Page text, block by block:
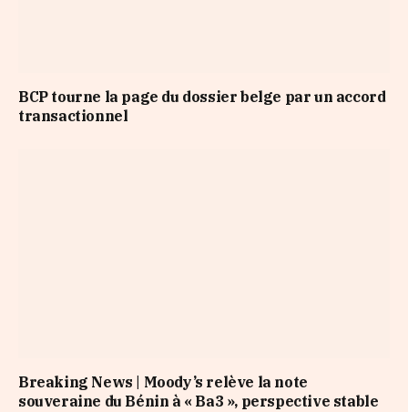
BCP tourne la page du dossier belge par un accord
transactionnel
Breaking News | Moody’s relève la note
souveraine du Bénin à « Ba3 », perspective stable